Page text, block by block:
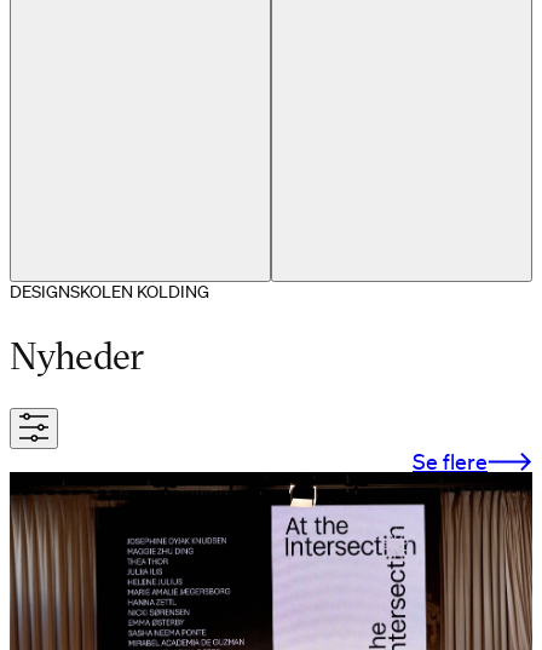
DESIGNSKOLEN KOLDING
Nyheder
Se flere